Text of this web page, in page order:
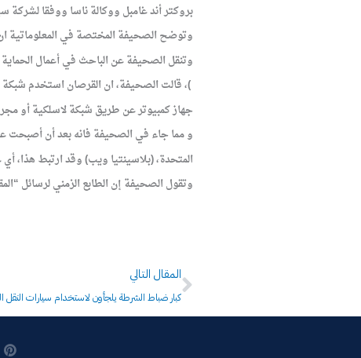
بروكتر أند غامبل ووكالة ناسا ووفقا لشركة سيسكو سيستمز،
وتوضح الصحيفة المختصة في المعلوماتية ان
وتنقل الصحيفة عن الباحث في أعمال
)، قالت الصحيفة، ان القرصان استخدم شبكة
جهاز كمبيوتر عن طريق شبكة لاسلكية أو
و مما جاء في الصحيفة فانه بعد أن أصبحت
المتحدة، (بلاسينتيا ويب) وقد ارتبط هذا،
وتقول الصحيفة إن الطابع الزمني لرسائل “المقاومة العراقية” يدل على أنه في
المقال التالي
كبار ضباط الشرطة يلجأون لاستخدام سيارات النقل
Next
P